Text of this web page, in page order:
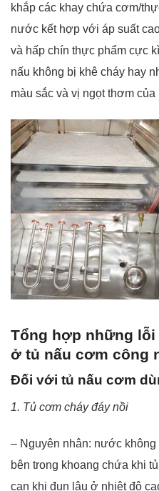
khắp các khay chứa cơm/
nước kết hợp với áp suất
và hấp chín thực phẩm cực
nấu không bị khê cháy hay
màu sắc và vị ngọt thơm của
Tổng hợp những
ở tủ nấu cơm công
Đối với tủ nấu cơm
1. Tủ cơm cháy đáy nồi
– Nguyên nhân: nước
bên trong khoang chứa khi
cạn khi đun lâu ở nhiệt độ